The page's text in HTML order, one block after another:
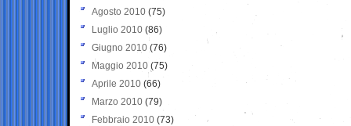
Agosto 2010 (75)
Luglio 2010 (86)
Giugno 2010 (76)
Maggio 2010 (75)
Aprile 2010 (66)
Marzo 2010 (79)
Febbraio 2010 (73)